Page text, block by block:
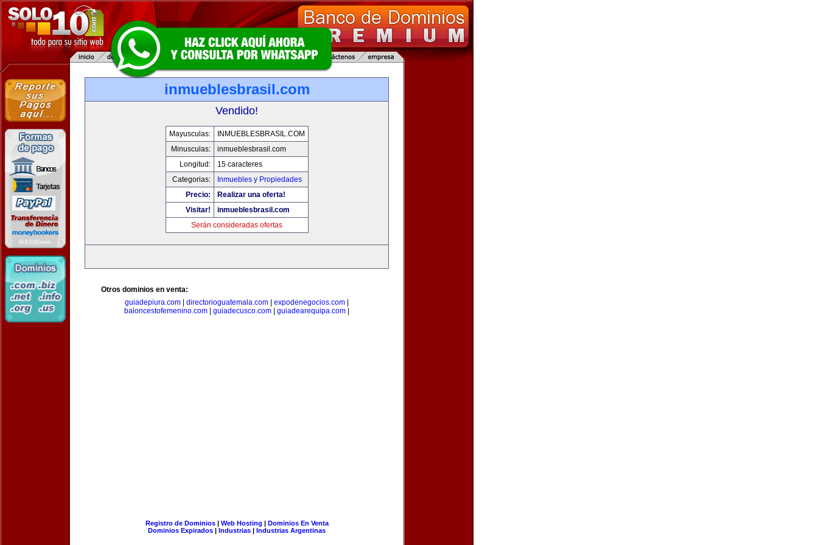
inmueblesbrasil.com
Vendido!
Mayusculas:
INMUEBLESBRASIL.COM
Minusculas:
inmueblesbrasil.com
Longitud:
15 caracteres
Categorias:
Inmuebles y Propiedades
Precio:
Realizar una oferta!
Visitar!
inmueblesbrasil.com
Serán consideradas ofertas
Otros dominios en venta:
guiadepiura.com
directorioguatemala.com expodenegocios.com
baloncestofemenino.com
guiadecusco.com guiadearequipa.com
Registro de Dominios| Web Hosting | Dominios En Venta
Dominios Expirados | Industrias | Industrias Argentinas